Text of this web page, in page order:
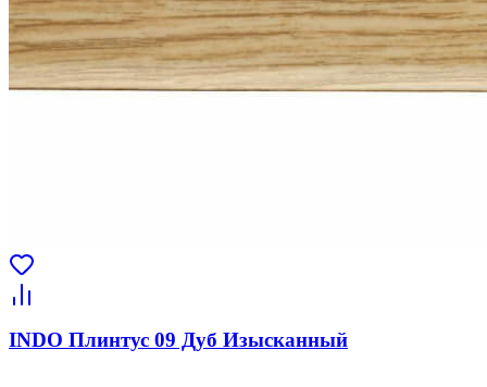
INDO Плинтус 09 Дуб Изысканный